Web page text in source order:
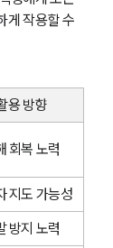
게 작용할 수
용 방향
회복 노력
지도 가능성
방지 노력